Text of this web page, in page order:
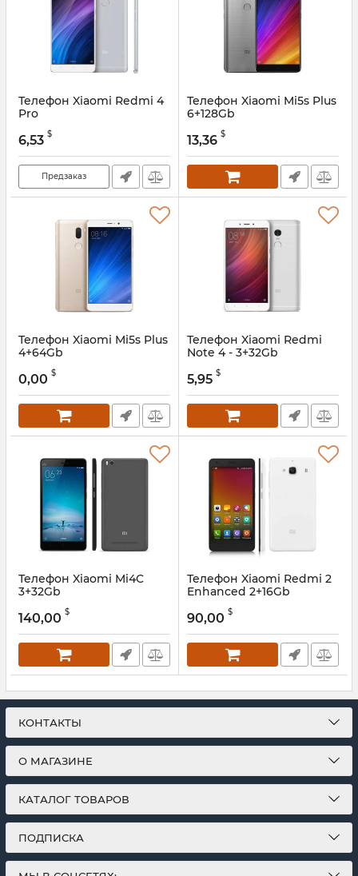
Телефон Xiaomi Redmi 4
Pro
6,53 $
Предзаказ
Телефон Xiaomi Mi5s Plus
6+128Gb
13,36 $
Телефон Xiaomi Mi5s Plus
4+64Gb
0,00 $
Телефон Xiaomi Redmi
Note 4 - 3+32Gb
5,95 $
Телефон Xiaomi Mi4C
3+32Gb
140,00 $
Телефон Xiaomi Redmi 2
Enhanced 2+16Gb
90,00 $
КОНТАКТЫ
О МАГАЗИНЕ
КАТАЛОГ ТОВАРОВ
ПОДПИСКА